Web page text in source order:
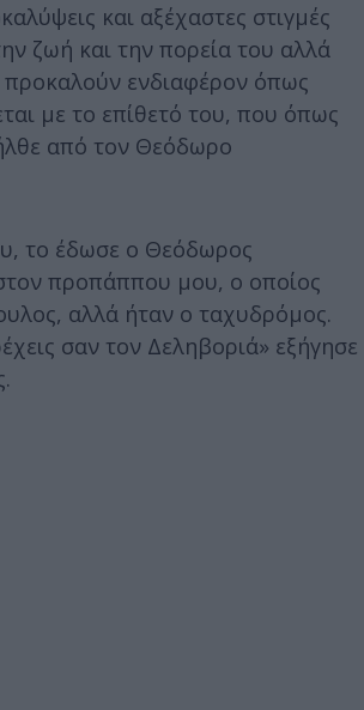
και αξέχαστες στιγμές
ζωή και την πορεία του αλλά
προκαλούν ενδιαφέρον όπως
με το επίθετό του, που όπως
από τον Θεόδωρο
το έδωσε ο Θεόδωρος
προπάππου μου, ο οποίος
αλλά ήταν ο ταχυδρόμος.
σαν τον Δεληβοριά» εξήγησε